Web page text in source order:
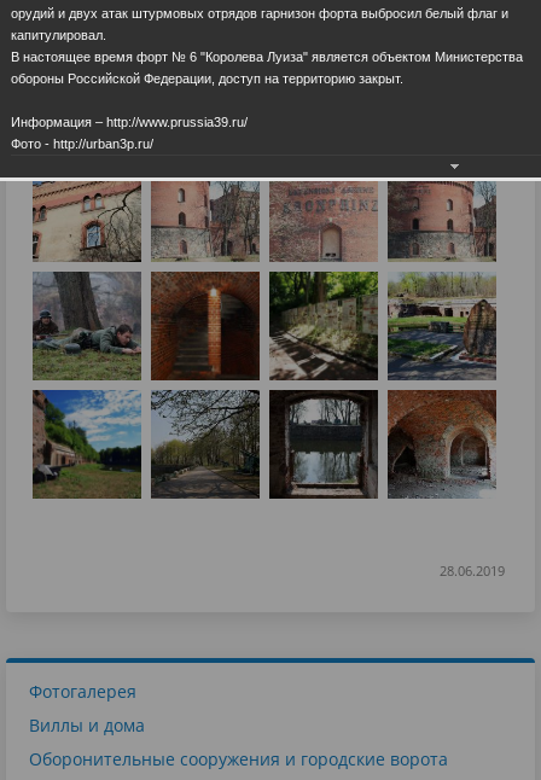
28.06.2019
Фотогалерея
Виллы и дома
Оборонительные сооружения и городские ворота
орудий и двух атак штурмовых отрядов гарнизон форта выбросил белый флаг и
капитулировал.
В настоящее время форт № 6 "Королева Луиза" является объектом Министерства
обороны Российской Федерации, доступ на территорию закрыт.
Информация – http://www.prussia39.ru/
Фото - http://urban3p.ru/